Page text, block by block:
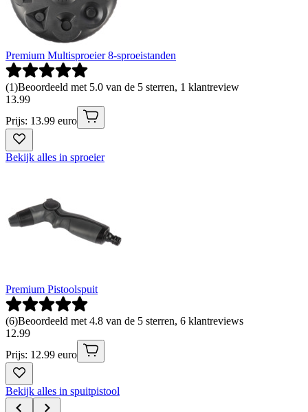
Premium Multisproeier 8-sproeistanden
(1)Beoordeeld met 5.0 van de 5 sterren, 1 klantreview
13.99
Prijs: 13.99 euro
Bekijk alles in sproeier
Premium Pistoolspuit
(6)Beoordeeld met 4.8 van de 5 sterren, 6 klantreviews
12.99
Prijs: 12.99 euro
Bekijk alles in spuitpistool